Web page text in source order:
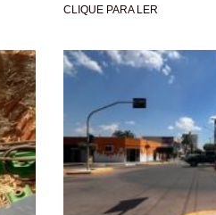
CLIQUE PARA LER